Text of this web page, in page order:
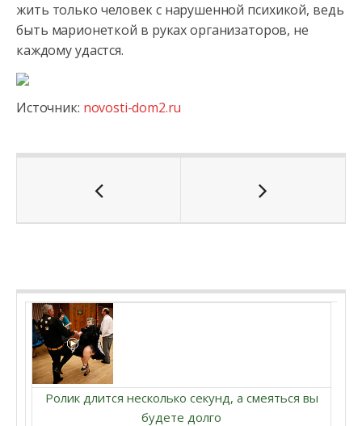
жить только человек с нарушенной психикой, ведь
быть марионеткой в руках организаторов, не
каждому удастся.
Источник: novosti-dom2.ru
Ролик длится несколько секунд, а смеяться вы
будете долго